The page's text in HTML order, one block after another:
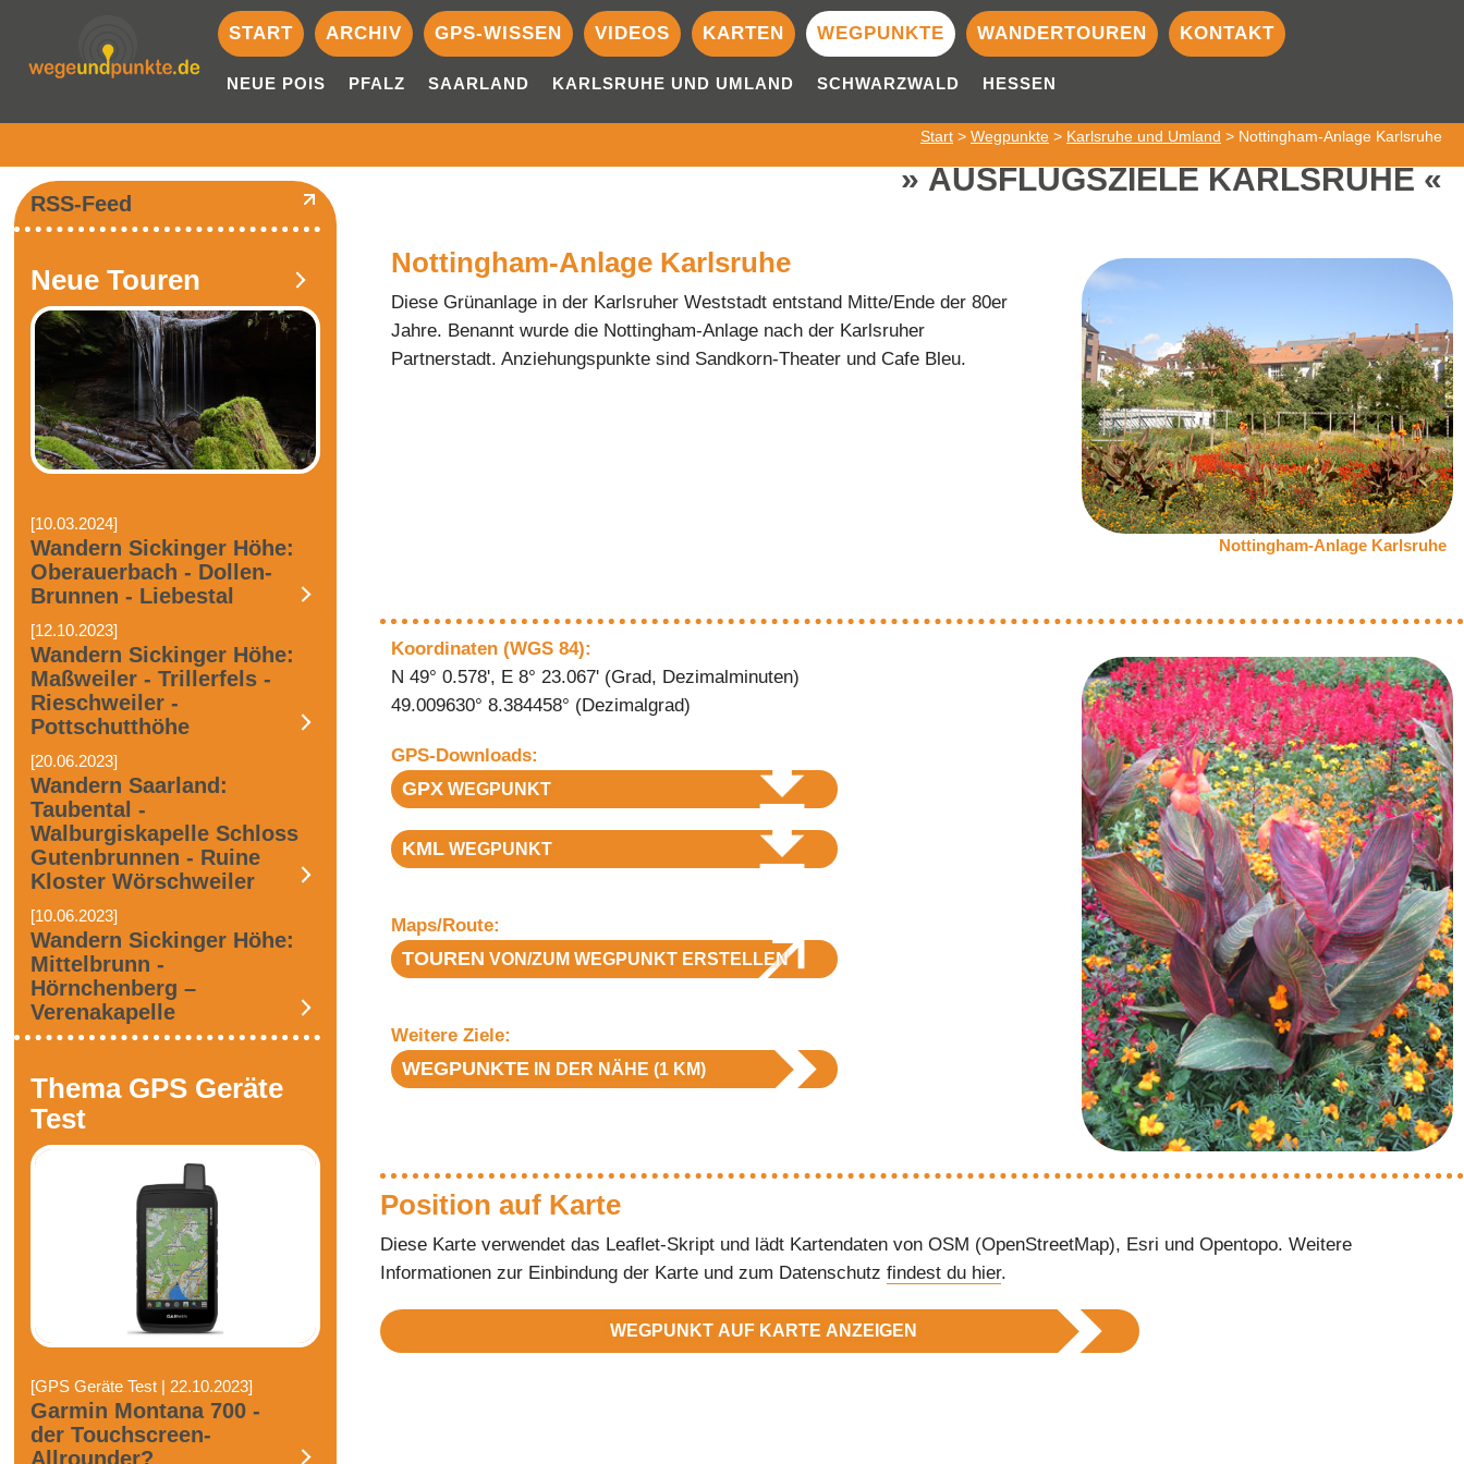
START ARCHIV GPS-WISSEN VIDEOS KARTEN WEGPUNKTE
NEUE POIS PFALZ SAARLAND KARLSRUHE UND UMLAND SCHWARZWALD HESSEN
WANDERTOUREN KONTAKT
Start > Wegpunkte > Karlsruhe und Umland > Nottingham-Anlage Karlsruhe
AUSFLUGSZIELE KARLSRUHE
Nottingham-Anlage Karlsruhe
Diese Grünanlage in der Karlsruher Weststadt entstand Mitte/Ende der 80er
Jahre. Benannt wurde die Nottingham-Anlage nach der Karlsruher
Partnerstadt. Anziehungspunkte sind Sandkorn-Theater und Cafe Bleu.
Nottingham-Anlage Karlsruhe
Koordinaten (WGS 84):
N 49° 0.578', E 8° 23.067' (Grad, Dezimalminuten)
49.009630° 8.384458° (Dezimalgrad)
GPS-Downloads:
GPX WEGPUNKT
KML WEGPUNKT
Maps/Route:
TOUREN VON/ZUM WEGPUNKT ERSTELLEN
Weitere Ziele:
WEGPUNKTE IN DER NÄHE (1 KM)
Position auf Karte
Diese Karte verwendet das Leaflet-Skript und lädt Kartendaten von OSM (OpenStreetMap), Esri und Opentopo. Weitere
Informationen zur Einbindung der Karte und zum Datenschutzfindest du hier.
WEGPUNKT AUF KARTE ANZEIGEN
RSS-Feed
Neue Touren
[10.03.2024]
Wandern Sickinger Höhe:
Oberauerbach - Dollen-
Brunnen - Liebestal
[12.10.2023]
Wandern Sickinger Höhe:
Maßweiler - Trillerfels -
Rieschweiler -
Pottschutthöhe
[20.06.2023]
Wandern Saarland:
Taubental -
Walburgiskapelle Schloss
Gutenbrunnen - Ruine
Kloster Wörschweiler
[10.06.2023]
Wandern Sickinger Höhe:
Mittelbrunn -
Hörnchenberg –
Verenakapelle
Thema GPS Geräte
Test
[GPS Geräte Test | 22.10.2023]
Garmin Montana 700 -
der Touchscreen-
Allrounder?